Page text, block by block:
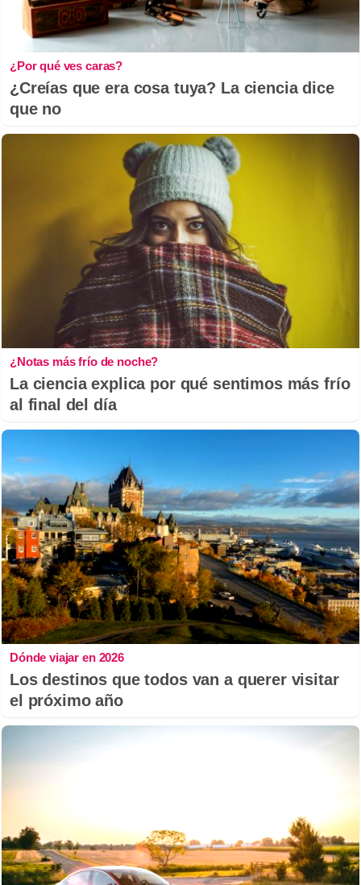
¿Por qué ves caras?
¿Creías que era cosa tuya? La ciencia dice
que no
¿Notas más frío de noche?
La ciencia explica por qué sentimos más frío
al final del día
Dónde viajar en 2026
Los destinos que todos van a querer visitar
el próximo año